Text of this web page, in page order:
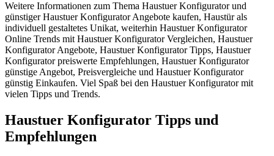
Weitere Informationen zum Thema Haustuer Konfigurator und
günstiger Haustuer Konfigurator Angebote kaufen, Haustür als
individuell gestaltetes Unikat, weiterhin Haustuer Konfigurator
Online Trends mit Haustuer Konfigurator Vergleichen, Haustuer
Konfigurator Angebote, Haustuer Konfigurator Tipps, Haustuer
Konfigurator preiswerte Empfehlungen, Haustuer Konfigurator
günstige Angebot, Preisvergleiche und Haustuer Konfigurator
günstig Einkaufen. Viel Spaß bei den Haustuer Konfigurator mit
vielen Tipps und Trends.
Haustuer Konfigurator Tipps und
Empfehlungen